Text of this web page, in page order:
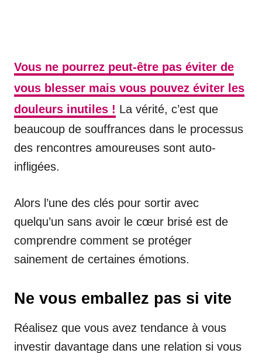
Vous ne pourrez peut-être pas éviter de
vous blesser mais vous pouvez éviter les
douleurs inutiles ! La vérité, c’est que
beaucoup de souffrances dans le processus
des rencontres amoureuses sont auto-
infligées.
Alors l’une des clés pour sortir avec
quelqu’un sans avoir le cœur brisé est de
comprendre comment se protéger
sainement de certaines émotions.
Ne vous emballez pas si vite
Réalisez que vous avez tendance à vous
investir davantage dans une relation si vous